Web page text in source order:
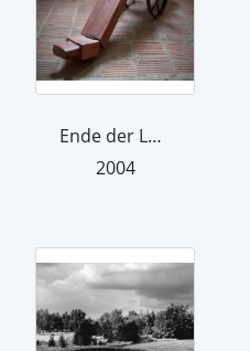
Ende der Landläufigkeit
2004